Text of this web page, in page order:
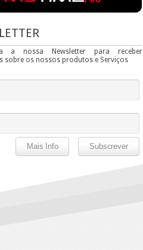
a nossa Newsletter para receber
sobre os nossos produtos e Serviços